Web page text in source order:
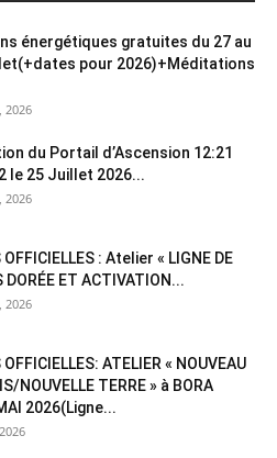
énergétiques gratuites du 27 au
pour 2026)+Méditations
2026
du Portail d’Ascension 12:21
le 25 Juillet 2026...
2026
OFFICIELLES : Atelier « LIGNE DE
DORÉE ET ACTIVATION...
2026
OFFICIELLES: ATELIER « NOUVEAU
NOUVELLE TERRE » à BORA
2026(Ligne...